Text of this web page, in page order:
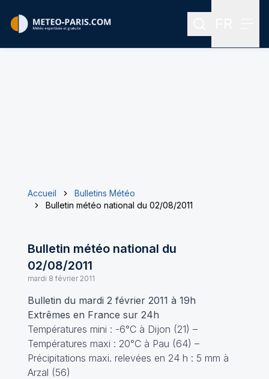
Rechercher
Accueil
Bulletins Météo
Bulletin météo national du 02/08/2011
Bulletin météo national du
02/08/2011
mardi 8 février 2011
Bulletin du mardi 2 février 2011 à 19h
Extrêmes en France sur 24h
Températures mini : -6°C à Dijon (21) –
Températures maxi : 20°C à Pau (64) –
Précipitations maxi. relevées en 24 h : 5 mm à
Arzal (56)